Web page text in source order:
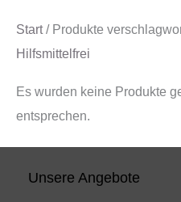
Start/ Produkte
Hilfsmittelfrei
Es wurden keine Produkte
entsprechen.
Unsere Angebote